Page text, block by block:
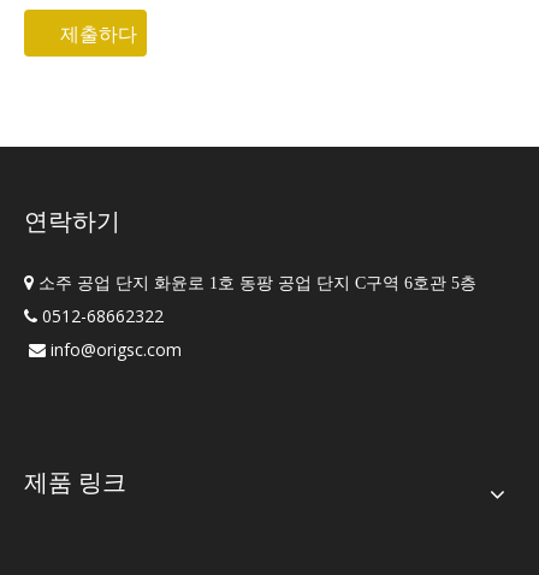
제출하다
연락하기
 소주 공업 단지 화윤로 1호 동팡 공업 단지 C구역 6호관 5층
 0512-68662322
 info@origsc.com
제품 링크